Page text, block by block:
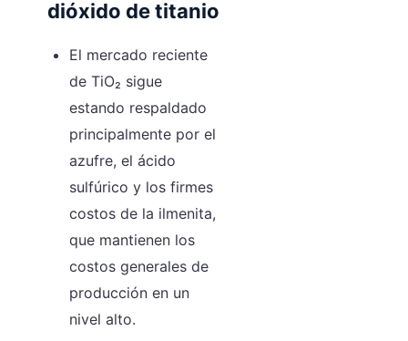
dióxido de titanio
El mercado reciente
de TiO₂ sigue
estando respaldado
principalmente por el
azufre, el ácido
sulfúrico y los firmes
costos de la ilmenita,
que mantienen los
costos generales de
producción en un
nivel alto.